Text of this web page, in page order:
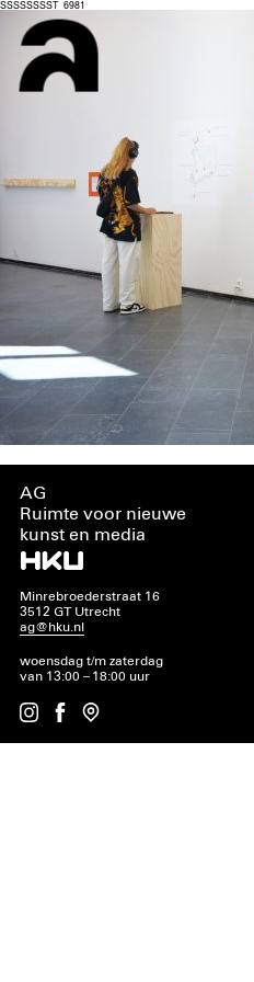
SSSSSSSST_6981
AG
Ruimte voor nieuwe
kunst en media
Minrebroederstraat 16
3512 GT Utrecht
ag@hku.nl
woensdag t/m zaterdag
van 13:00 – 18:00 uur